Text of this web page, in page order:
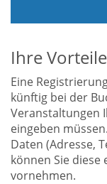
Ihre Vorteile
Eine
künftig bei der
Veranstaltungen
eingeben
Daten (Adresse,
können Sie
vornehmen.